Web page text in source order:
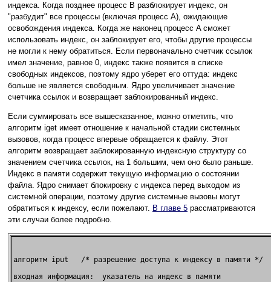
индекса. Когда позднее процесс B разблокирует индекс, он
"разбудит" все процессы (включая процесс A), ожидающие
освобождения индекса. Когда же наконец процесс A сможет
использовать индекс, он заблокирует его, чтобы другие процессы
не могли к нему обратиться. Если первоначально счетчик ссылок
имел значение, равное 0, индекс также появится в списке
свободных индексов, поэтому ядро уберет его оттуда: индекс
больше не является свободным. Ядро увеличивает значение
счетчика ссылок и возвращает заблокированный индекс.
Если суммировать все вышесказанное, можно отметить, что
алгоритм iget имеет отношение к начальной стадии системных
вызовов, когда процесс впервые обращается к файлу. Этот
алгоритм возвращает заблокированную индексную структуру со
значением счетчика ссылок, на 1 большим, чем оно было раньше.
Индекс в памяти содержит текущую информацию о состоянии
файла. Ядро снимает блокировку с индекса перед выходом из
системной операции, поэтому другие системные вызовы могут
обратиться к индексу, если пожелают. В главе 5 рассматриваются
эти случаи более подробно.
алгоритм iput   /* разрешение доступа к индексу в памяти */
входная информация:  указатель на индекс в памяти